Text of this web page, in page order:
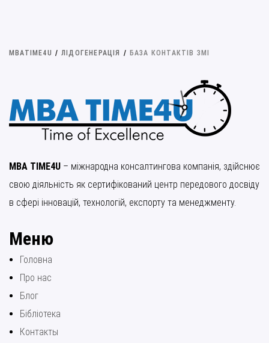
MBATIME4U / ЛІДОГЕНЕРАЦІЯ / БАЗА КОНТАКТІВ ЗМІ
MBA TIME4U – міжнародна консалтингова компанія, здійснює
свою діяльність як сертифікований центр передового досвіду
в сфері інновацій, технологій, експорту та менеджменту.
Меню
Головна
Про нас
Блог
Бібліотека
Контакты